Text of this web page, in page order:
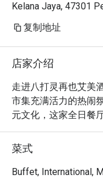
Kelana Jaya, 47301
复制地址
店家介绍
走进八打灵再也艾美
市集充满活力的热闹
元文化，这家全日餐
空气中弥漫着香料的
们在此精心打造一场
带，您可以尽情探索
选择丰富的生猛海鲜
菜式
Buffet, International,